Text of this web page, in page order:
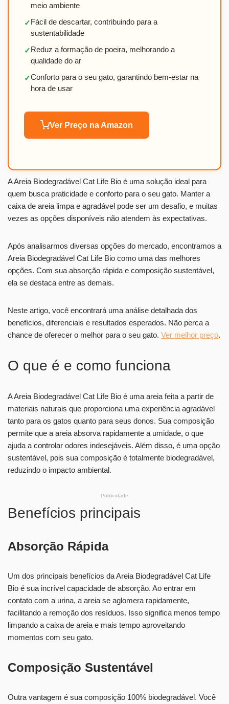
meio ambiente
✓Fácil de descartar, contribuindo para a
sustentabilidade
✓Reduz a formação de poeira, melhorando a
qualidade do ar
✓Conforto para o seu gato, garantindo bem-estar na
hora de usar
Ver Preço na Amazon
A Areia Biodegradável Cat Life Bio é uma solução ideal para
quem busca praticidade e conforto para o seu gato. Manter a
caixa de areia limpa e agradável pode ser um desafio, e muitas
vezes as opções disponíveis não atendem às expectativas.
Após analisarmos diversas opções do mercado, encontramos a
Areia Biodegradável Cat Life Bio como uma das melhores
opções. Com sua absorção rápida e composição sustentável,
ela se destaca entre as demais.
Neste artigo, você encontrará uma análise detalhada dos
benefícios, diferenciais e resultados esperados. Não perca a
chance de oferecer o melhor para o seu gato. Ver melhor preço.
O que é e como funciona
A Areia Biodegradável Cat Life Bio é uma areia feita a partir de
materiais naturais que proporciona uma experiência agradável
tanto para os gatos quanto para seus donos. Sua composição
permite que a areia absorva rapidamente a umidade, o que
ajuda a controlar odores indesejáveis. Além disso, é uma opção
sustentável, pois sua composição é totalmente biodegradável,
reduzindo o impacto ambiental.
Publicidade
Benefícios principais
Absorção Rápida
Um dos principais benefícios da Areia Biodegradável Cat Life
Bio é sua incrível capacidade de absorção. Ao entrar em
contato com a urina, a areia se aglomera rapidamente,
facilitando a remoção dos resíduos. Isso significa menos tempo
limpando a caixa de areia e mais tempo aproveitando
momentos com seu gato.
Composição Sustentável
Outra vantagem é sua composição 100% biodegradável. Você